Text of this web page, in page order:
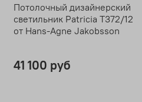
Потолочный дизайнерский
светильник Patricia T372/12
от Hans-Agne Jakobsson
41 100 руб